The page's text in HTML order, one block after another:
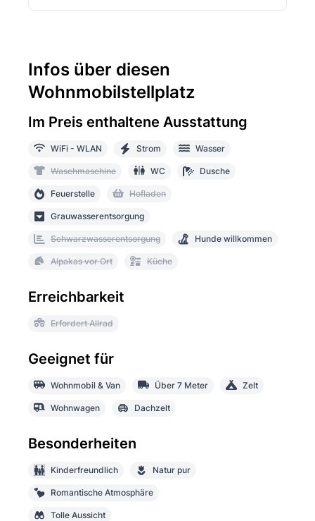
Infos über diesen
Wohnmobilstellplatz
Im Preis enthaltene Ausstattung
WiFi - WLAN Strom Wasser
Waschmaschine WC Dusche
Feuerstelle Hofladen
Grauwasserentsorgung
Schwarzwasserentsorgung Hunde willkommen
Alpakas vor Ort Küche
Erreichbarkeit
Erfordert Allrad
Geeignet für
Wohnmobil & Van Über 7 Meter Zelt
Wohnwagen Dachzelt
Besonderheiten
Kinderfreundlich Natur pur
Romantische Atmosphäre
Tolle Aussicht